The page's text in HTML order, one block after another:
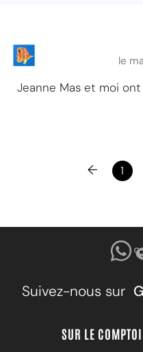
le
Jeanne Mas et moi
← 1
Suivez-nous sur G
SUR LE